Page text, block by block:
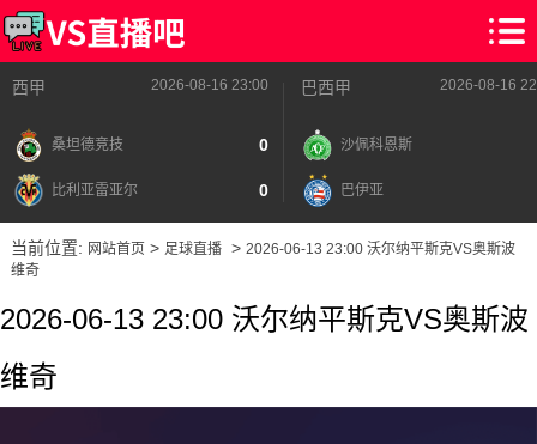
西甲 2026-08-16 23:00
桑坦德竞技 0
比利亚雷亚尔 0
巴西甲 2026-08-16
沙佩科恩斯
巴伊亚
当前位置: 网站首页> 足球直播> 2026-06-13 23:00 沃尔纳平斯克VS奥斯波
维奇
2026-06-13 23:00 沃尔纳平斯克VS奥斯波
维奇